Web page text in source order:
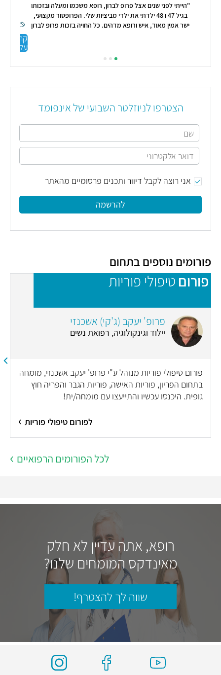
"הייתי לפני שנים אצל פרופ לברון, רופא משכמו ומעלה ובזכותו
בגיל 47 ו 48 ילדתי את ילדי מביציות שלי. הפרופסור מקצועי,
ישר אמין מאוד, איש ורופא מדהים. כל החויה בזכות פרופ לברון
קראו
עליי
הצטרפו לניוזלטר השבועי של אינפומד
אני רוצה לקבל דיוור ותכנים פרסומיים מהאתר
להרשמה
פורומים נוספים בתחום
פורום טיפולי פוריות
פרופ' יעקב (ג'קי) אשכנזי
יילוד וגינקולוגיה, רפואת נשים
פורום טיפולי פוריות מנוהל ע"י פרופ' יעקב אשכנזי, מומחה
בתחום הפריון, פוריות האישה, פוריות הגבר והפריה חוץ
גופית. היכנסו עכשיו והתייעצו עם מומחה/ית!
לפורום טיפולי פוריות
לכל הפורומים הרפואיים
רופא, אתה עדיין לא חלק
מאינדקס המומחים שלנו?
שווה לך להצטרף!